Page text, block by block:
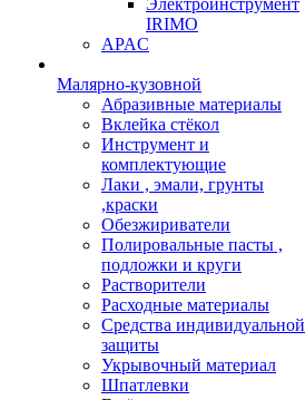
Электроинструмент
IRIMO
APAC
Малярно-кузовной
Абразивные материалы
Вклейка стёкол
Инструмент и
комплектующие
Лаки , эмали, грунты
,краски
Обезжириватели
Полировальные пасты ,
подложки и круги
Растворители
Расходные материалы
Средства индивидуальной
защиты
Укрывочный материал
Шпатлевки